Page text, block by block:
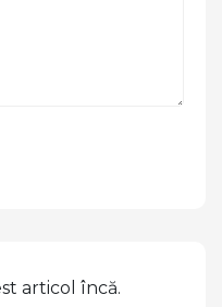
articol încă.